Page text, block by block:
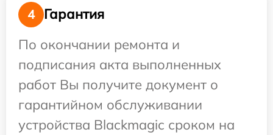
4
Гарантия
По окончании ремонта и
подписания акта выполненных
работ Вы получите документ о
гарантийном обслуживании
устройства Blackmagic сроком на